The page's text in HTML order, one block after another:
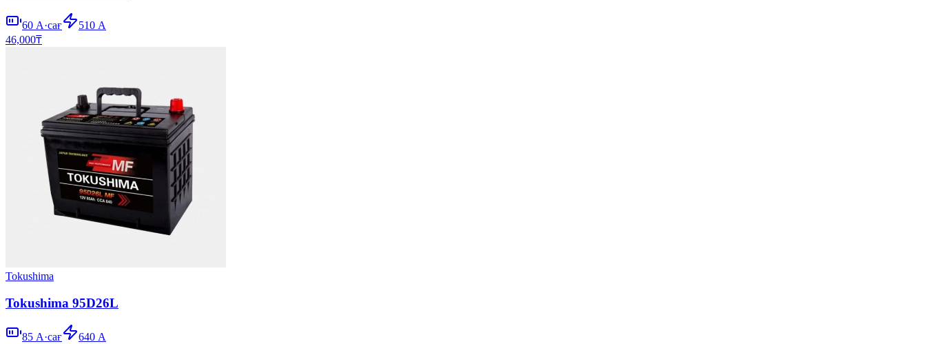
60 А·сағ 510 А
46,000₸
Tokushima
Tokushima 95D26L
85 А·сағ 640 А